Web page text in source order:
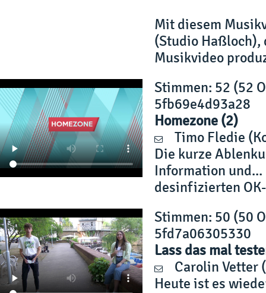
Mit diesem
(Studio Haßloch),
Musikvideo
Stimmen: 52 (52
5fb69e4d93a28
Homezone (2)
Timo Fledie
Die kurze
Information
desinfizierten
Stimmen: 50 (50
5fd7a06305330
Lass das mal
Carolin Vetter
Heute ist es